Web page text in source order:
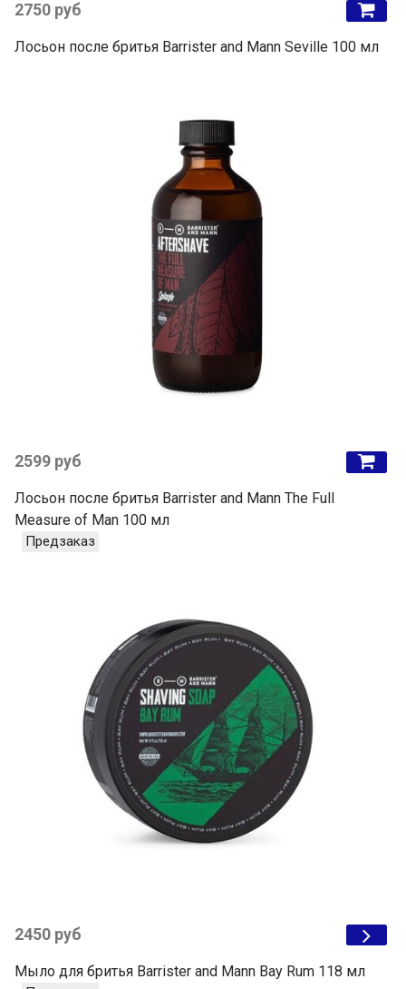
2750 руб
Лосьон после бритья Barrister and Mann Seville 100 мл
2599 руб
Лосьон после бритья Barrister and Mann The Full
Measure of Man 100 мл
Предзаказ
2450 руб
Мыло для бритья Barrister and Mann Bay Rum 118 мл